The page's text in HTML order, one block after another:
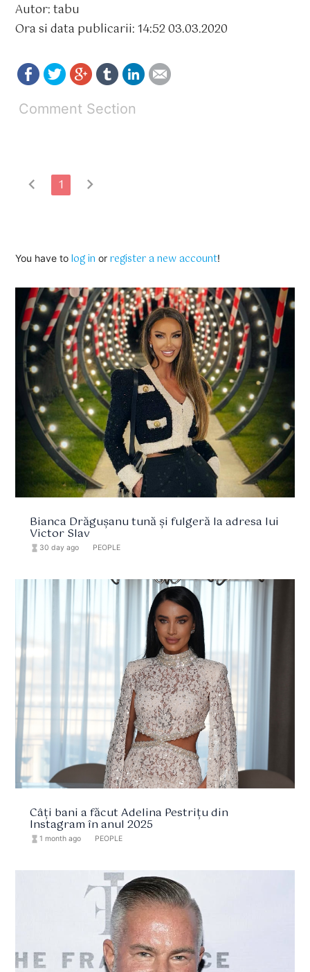
Autor: tabu
Ora si data publicarii: 14:52 03.03.2020
Comment Section
chevron_left 1 chevron_right
You have tolog in orregister a new account!
Bianca Drăgușanu tună și fulgeră la adresa lui
Victor Slav
hourglass_full 30 day ago PEOPLE
Câți bani a făcut Adelina Pestrițu din
Instagram în anul 2025
hourglass_full 1 month ago PEOPLE